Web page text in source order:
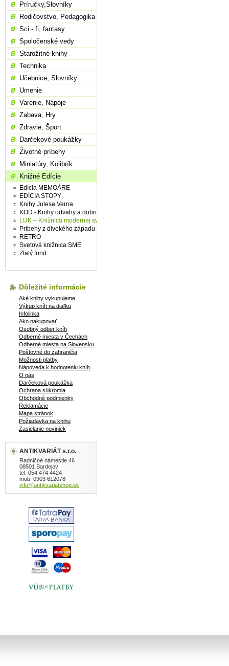
Príručky,Slovníky
Rodičovstvo, Pedagogika
Sci - fi, fantasy
Spoločenské vedy
Starožitné knihy
Technika
Učebnice, Slovníky
Umenie
Varenie, Nápoje
Zabava, Hry
Zdravie, Šport
Darčekové poukážky
Životné príbehy
Miniatúry, Kolibrík
Knižné Edície
Edícia MEMOÁRE
EDÍCIA STOPY
Knihy Julesa Verna
KOD - Knihy odvahy a dobrodružství
LUK – Knižnica modernej svetovej prózy
Príbehy z divokého západu
RETRO
Svetová knižnica SME
Zlatý fond
Dôležité informácie
Aké knihy vykupujeme
Výkup kníh na diaľku
Infolinka
Ako nakupovať
Osobný odber kníh
Odberné miesta v Čechách
Odberné miesta na Slovensku
Poštovné do zahraničia
Možnosti platby
Nápoveda k hodnoteniu kníh
O nás
Darčeková poukážka
Ochrana súkromia
Obchodné podmienky
Reklamácie
Mapa stránok
Požiadavka na knihu
Zasielanie noviniek
ANTIKVARIÁT s.r.o.
Radničné námestie 46
08501 Bardejov
tel: 054 474 4424
mob: 0903 612078
info@antikvariatshop.sk